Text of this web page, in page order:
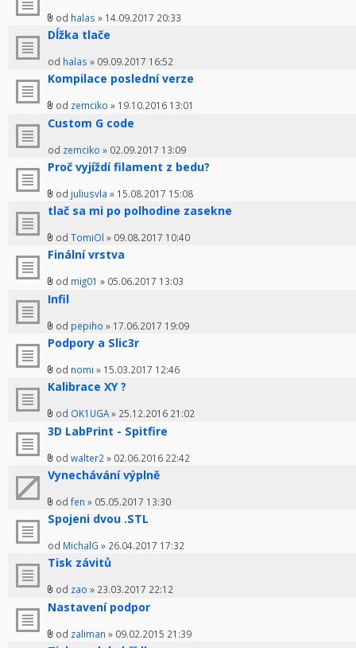
od halas » 14.09.2017 20:33
Dĺžka tlače
od halas » 09.09.2017 16:52
Kompilace poslední verze
od zemciko » 19.10.2016 13:01
Custom G code
od zemciko » 02.09.2017 13:09
Proč vyjíždí filament z bedu?
od juliusvla » 15.08.2017 15:08
tlač sa mi po polhodine zasekne
od TomiOl » 09.08.2017 10:40
Finální vrstva
od mig01 » 05.06.2017 13:03
Infil
od pepiho » 17.06.2017 19:09
Podpory a Slic3r
od nomi » 15.03.2017 12:46
Kalibrace XY ?
od OK1UGA» 25.12.2016 21:02
3D LabPrint - Spitfire
od walter2» 02.06.2016 22:42
Vynechávání výplně
od fen » 05.05.2017 13:30
Spojeni dvou .STL
od MichalG » 26.04.2017 17:32
Tisk závitů
od zao » 23.03.2017 22:12
Nastavení podpor
od zaliman » 09.02.2015 21:39